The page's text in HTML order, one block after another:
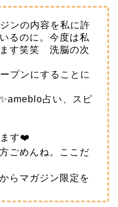
ンの内容を私に許
るのに。今度は私
す笑笑 洗脳の次
プンにすることに
占い、スピ
ます❤️
ごめんね。ここだ
らマガジン限定を